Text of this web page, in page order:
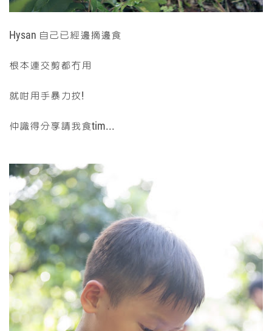
Hysan 自己已經邊摘邊食
根本連交剪都冇用
就咁用手暴力抆!
仲識得分享請我食tim...